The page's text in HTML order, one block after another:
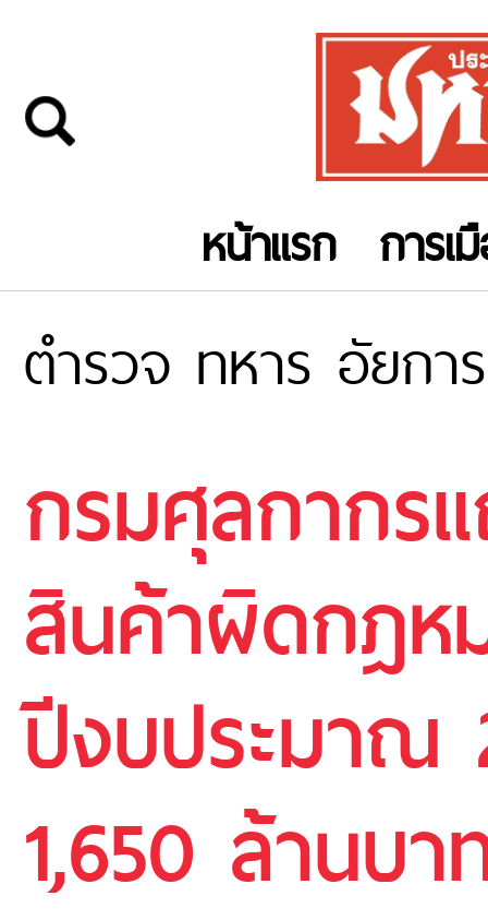
หน้าแรก การเ
ตำรวจ ทหาร อัยก
กรมศุลกากร
สินค้าผิดกฎห
ปีงบประมาณ
1,650 ล้านบา